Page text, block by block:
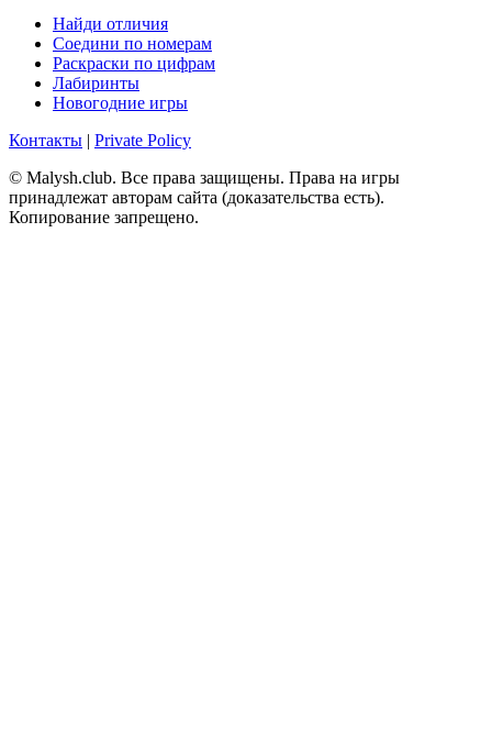
Найди отличия
Соедини по номерам
Раскраски по цифрам
Лабиринты
Новогодние игры
Контакты | Private Policy
© Malysh.club. Все права защищены. Права на игры
принадлежат авторам сайта (доказательства есть).
Копирование запрещено.